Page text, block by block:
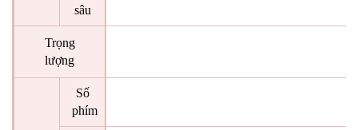
sâu
Trọng
lượng
Số
phím